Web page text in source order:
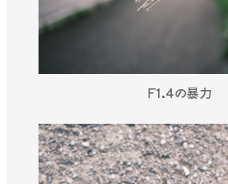
F1.4の暴力